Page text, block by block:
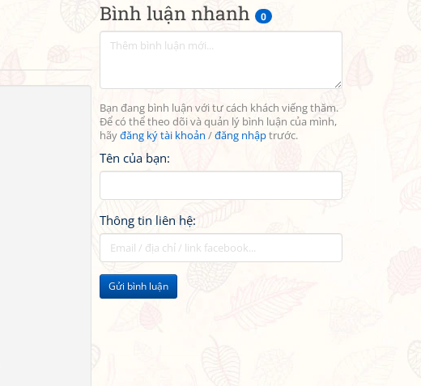
Bình luận nhanh 0
Bạn đang bình luận với tư cách khách viếng thăm.
Để có thể theo dõi và quản lý bình luận của mình,
hãyđăng ký tài khoản /đăng nhậptrước.
Tên của bạn:
Thông tin liên hệ:
Gửi bình luận